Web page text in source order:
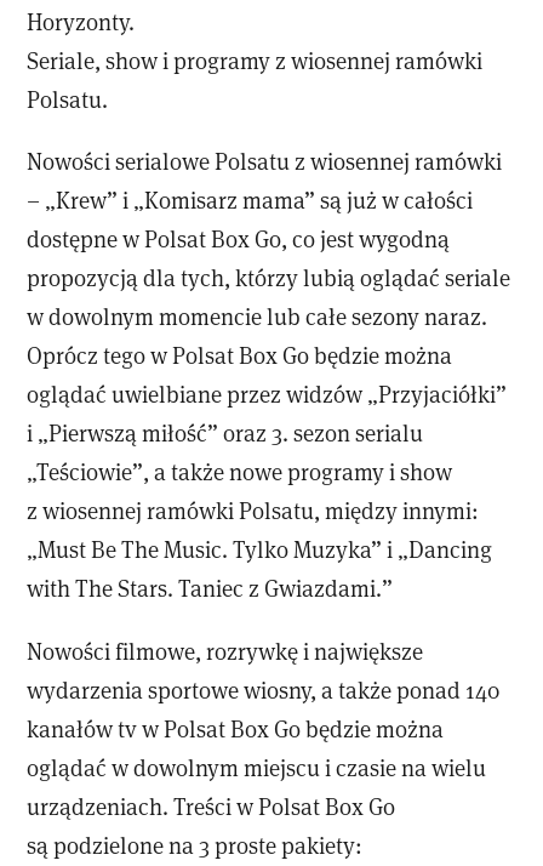
Horyzonty.
Seriale, show i programy z wiosennej ramówki
Polsatu.
Nowości serialowe Polsatu z wiosennej ramówki
– „Krew” i „Komisarz mama” są już w całości
dostępne w Polsat Box Go, co jest wygodną
propozycją dla tych, którzy lubią oglądać seriale
w dowolnym momencie lub całe sezony naraz.
Oprócz tego w Polsat Box Go będzie można
oglądać uwielbiane przez widzów „Przyjaciółki”
i „Pierwszą miłość” oraz 3. sezon serialu
„Teściowie”, a także nowe programy i show
z wiosennej ramówki Polsatu, między innymi:
„Must Be The Music. Tylko Muzyka” i „Dancing
with The Stars. Taniec z Gwiazdami.”
Nowości filmowe, rozrywkę i największe
wydarzenia sportowe wiosny, a także ponad 140
kanałów tv w Polsat Box Go będzie można
oglądać w dowolnym miejscu i czasie na wielu
urządzeniach. Treści w Polsat Box Go
są podzielone na 3 proste pakiety: